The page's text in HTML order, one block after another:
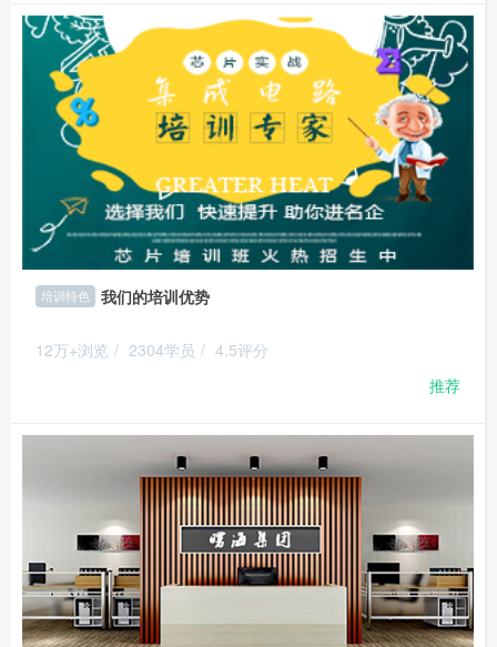
培训特色 我们的培训优势
12万+浏览 / 2304学员 / 4.5评分
推荐